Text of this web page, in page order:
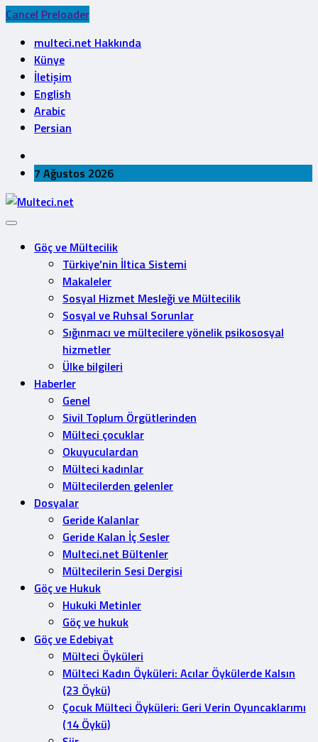
Cancel Preloader
multeci.net Hakkında
Künye
İletişim
English
Arabic
Persian
7 Ağustos 2026
Göç ve Mültecilik
Türkiye’nin İltica Sistemi
Makaleler
Sosyal Hizmet Mesleği ve Mültecilik
Sosyal ve Ruhsal Sorunlar
Sığınmacı ve mültecilere yönelik psikososyal
hizmetler
Ülke bilgileri
Haberler
Genel
Sivil Toplum Örgütlerinden
Mülteci çocuklar
Okuyuculardan
Mülteci kadınlar
Mültecilerden gelenler
Dosyalar
Geride Kalanlar
Geride Kalan İç Sesler
Multeci.net Bültenler
Mültecilerin Sesi Dergisi
Göç ve Hukuk
Hukuki Metinler
Göç ve hukuk
Göç ve Edebiyat
Mülteci Öyküleri
Mülteci Kadın Öyküleri: Acılar Öykülerde Kalsın
(23 Öykü)
Çocuk Mülteci Öyküleri: Geri Verin Oyuncaklarımı
(14 Öykü)